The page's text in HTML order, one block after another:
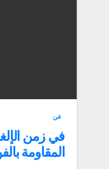
فن
في زمن
المقاومة